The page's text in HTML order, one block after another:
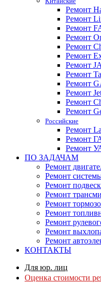
Ремонт
Ремонт
Ремонт
Ремонт
Ремонт
Ремонт
Ремонт
Ремонт
Ремонт
Ремонт
Ремонт
Ремонт
Российские
Ремонт
Ремонт
Ремонт
ПО ЗАДАЧАМ
Ремонт
Ремонт
Ремонт
Ремонт
Ремонт
Ремонт
Ремонт
Ремонт
Ремонт
КОНТАКТЫ
Для юр. лиц
Оценка стоимости